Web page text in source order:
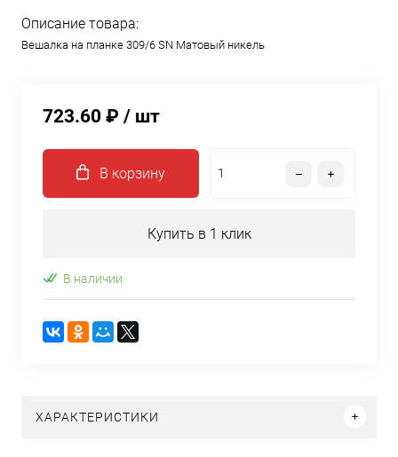
Описание товара:
Вешалка на планке 309/6 SN Матовый никель
723.60 ₽ / шт
В корзину
Купить в 1 клик
В наличии
ХАРАКТЕРИСТИКИ